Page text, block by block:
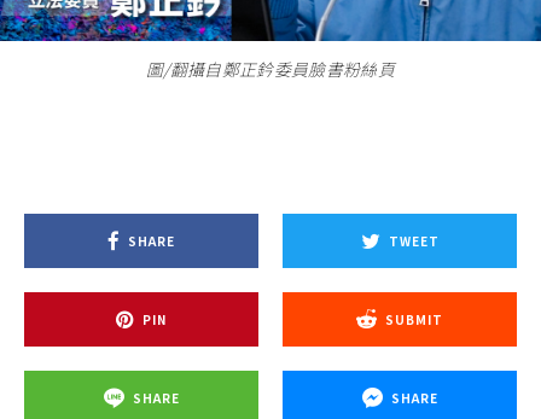
圖/翻攝自鄭正鈐委員臉書粉絲頁
SHARE TWEET
PIN SUBMIT
SHARE SHARE